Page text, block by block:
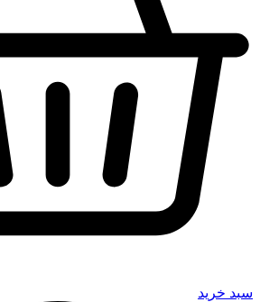
سبد خرید